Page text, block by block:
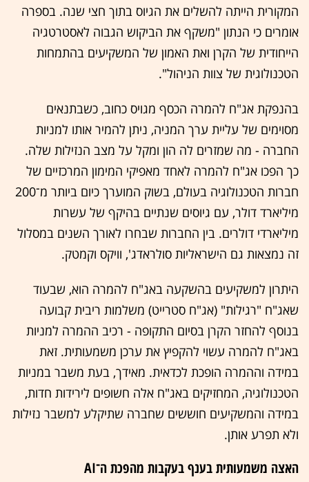
המקורית הייתה להשלים את הגיוס בתוך חצי שנה. בספרה
אומרים כי הנתון "משקף את הביקוש הגבוה לאסטרטגיה
הייחודית של הקרן ואת האמון של המשקיעים בהתמחות
הטכנולוגית של צוות הניהול".
בהנפקת אג"ח להמרה הכסף מגויס כחוב, כשבתנאים
מסוימים של עליית ערך המניה, ניתן להמיר אותו למניות
החברה - מה שמזרים לה הון ומקל על מצב הנזילות שלה.
כך הפכו אג"ח להמרה לאחד מאפיקי המימון המרכזיים של
חברות הטכנולוגיה בעולם, בשוק המוערך כיום ביותר מ־200
מיליארד דולר, עם גיוסים שנתיים בהיקף של עשרות
מיליארדי דולרים. בין החברות שבחרו לאורך השנים במסלול
זה נמצאות גם הישראליות סולראדג', וויקס וקמטק.
היתרון למשקיעים בהשקעה באג"ח להמרה הוא, שבעוד
שאג"ח "רגילות" (אג"ח סטרייט) משלמות ריבית קבועה
בנוסף להחזר הקרן בסיום התקופה - רכיב ההמרה למניות
באג"ח להמרה עשוי להקפיץ את ערכן משמעותית. זאת
במידה וההמרה הופכת לכדאית. מאידך, בעת משבר במניות
הטכנולוגיה, המחזיקים באג"ח אלה חשופים לירידות חדות,
במידה והמשקיעים חוששים שחברה שתיקלע למשבר נזילות
ולא תפרע אותן.
האצה משמעותית בענף בעקבות מהפכת ה־AI